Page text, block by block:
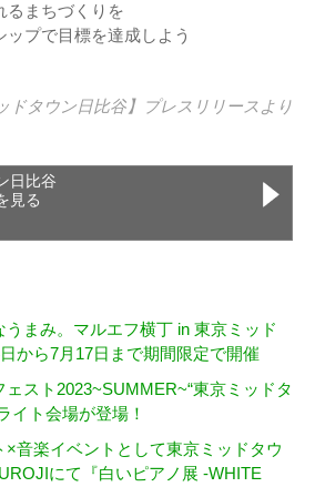
まちづくりを
プで目標を達成しよう
ドタウン日比谷】 プレスリリース より
日比谷
見る
うまみ。マルエフ横丁 in 東京ミッド
から7月17日まで期間限定で開催
スト2023~SUMMER~“東京ミッドタ
イト会場が登場！
×音楽イベントとして東京ミッドタウ
にて『白いピアノ展 -WHITE